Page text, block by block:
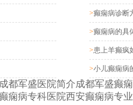
>癫痫病诊断
>癫痫病的具
>患上羊癫疯
>小儿癫痫病
成都军盛医院简介成都军盛癫
痫病专科医院西安癫痫病专